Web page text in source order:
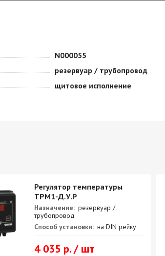
N000055
резервуар / трубопровод
щитовое исполнение
Регулятор температуры
ТРМ1-Д.У.Р
Назначение: резервуар /
трубопровод
Способ установки: на DIN рейку
4 035 р. / шт